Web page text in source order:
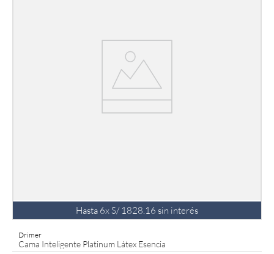
Hasta 6xS/ 1828 16 sin interés
Drimer
Cama Inteligente Platinum Látex Esencia